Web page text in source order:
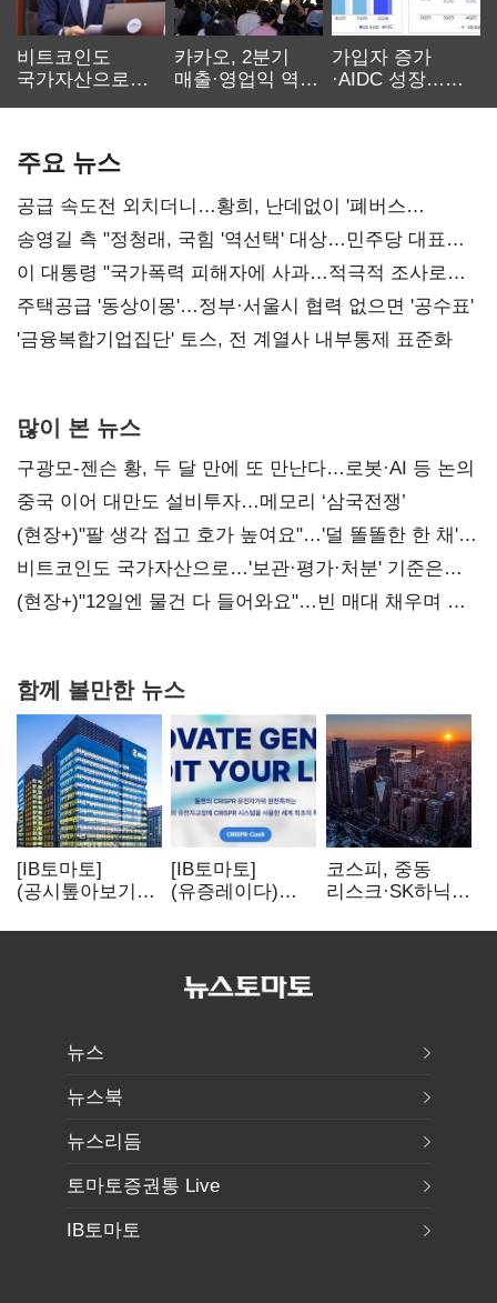
비트코인도
국가자산으로…'
카카오, 2분기
매출·영업익 역대
가입자 증가
·AIDC 성장…
주요 뉴스
공급 속도전 외치더니…황희, 난데없이 '폐버스
리모델링' 제안
송영길 측 "정청래, 국힘 '역선택' 대상…민주당 대표로
총선 지휘 못해"
이 대통령 "국가폭력 피해자에 사과…적극적 조사로
진실 밝혀야"
주택공급 '동상이몽'…정부·서울시 협력 없으면 '공수표'
'금융복합기업집단' 토스, 전 계열사 내부통제 표준화
많이 본 뉴스
구광모-젠슨 황, 두 달 만에 또 만난다…로봇·AI 등 논의
중국 이어 대만도 설비투자…메모리 ‘삼국전쟁’
(현장+)"팔 생각 접고 호가 높여요"…'덜 똘똘한 한 채'
20억 키맞추기
비트코인도 국가자산으로…'보관·평가·처분' 기준은
숙제
(현장+)"12일엔 물건 다 들어와요"…빈 매대 채우며 문
함께 볼만한 뉴스
[IB토마토]
(공시톺아보기)
바로 매출로
[IB토마토]
(유증레이다)
3분의 1 토막…
비용부터 챙긴다
코스피, 중동
리스크·SK하닉
뒷걸음
뉴스
뉴스북
뉴스리듬
토마토증권통 Live
IB토마토